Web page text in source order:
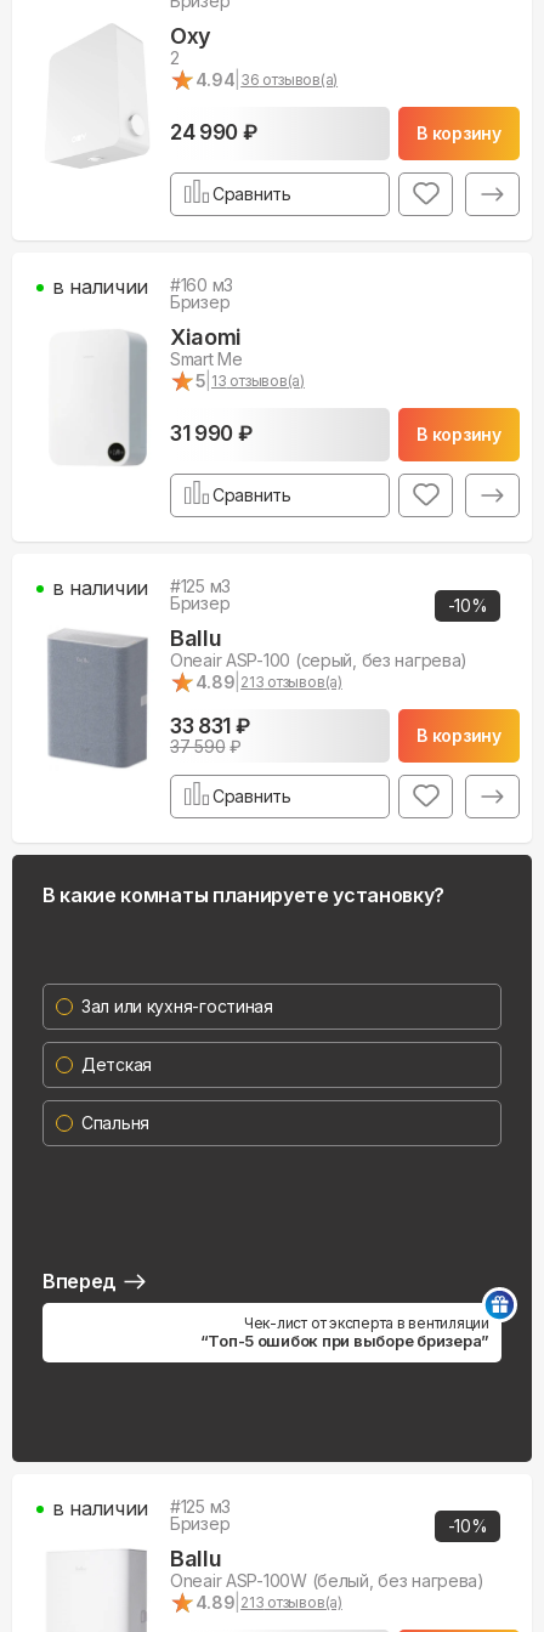
Oxy
2
★
★4.94 36 отзывов(а)
24 990 ₽ В корзину
Сравнить
#160 м3
Бризер
Xiaomi
Smart Me
★
★5 13 отзывов(а)
31 990 ₽ В корзину
в наличии
Сравнить
-10%
#125 м3
Бризер
Ballu
Oneair ASP-100 (серый, без нагрева)
★
★4.89 213 отзывов(а)
33 831 ₽
37 590₽
В корзину
в наличии
Сравнить
-10%
#125 м3
Бризер
Ballu
Oneair ASP-100W (белый, без нагрева)
★
★4.89 213 отзывов(а)
в наличии
В какие комнаты планируете установку?
Зал или кухня-гостиная
Детская
Спальня
Вперед
Чек-лист от эксперта в вентиляции
“Топ-5 ошибок при выборе бризера”